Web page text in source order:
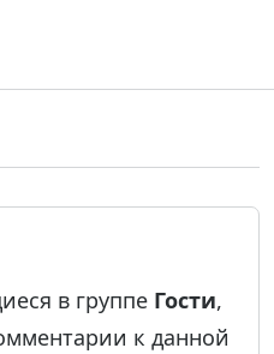
в группе Гости,
к данной